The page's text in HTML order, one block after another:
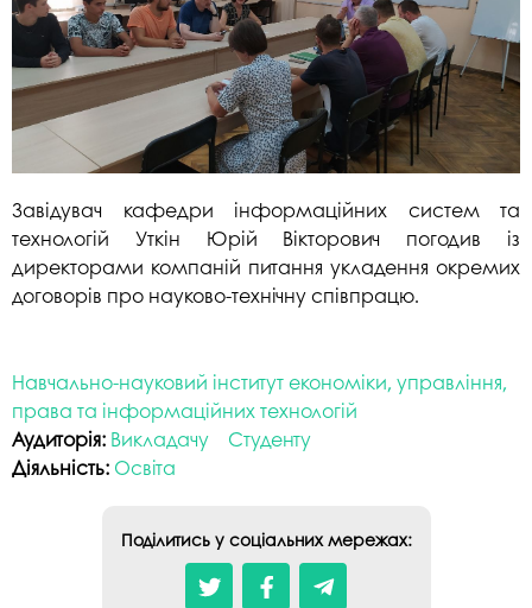
Завідувач кафедри інформаційних систем та
технологій Уткін Юрій Вікторович погодив із
директорами компаній питання укладення окремих
договорів про науково-технічну співпрацю.
Навчально-науковий інститут економіки, управління,
права та інформаційних технологій
Аудиторія: Викладачу
Студенту
Діяльність: Освіта
Поділитись у соціальних мережах: